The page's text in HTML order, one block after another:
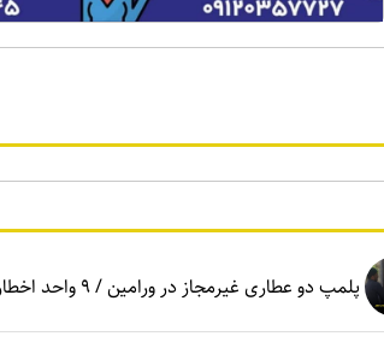
پلمپ دو عطاری غیرمجاز در ورامین / ۹ واحد اخطار گرفتند